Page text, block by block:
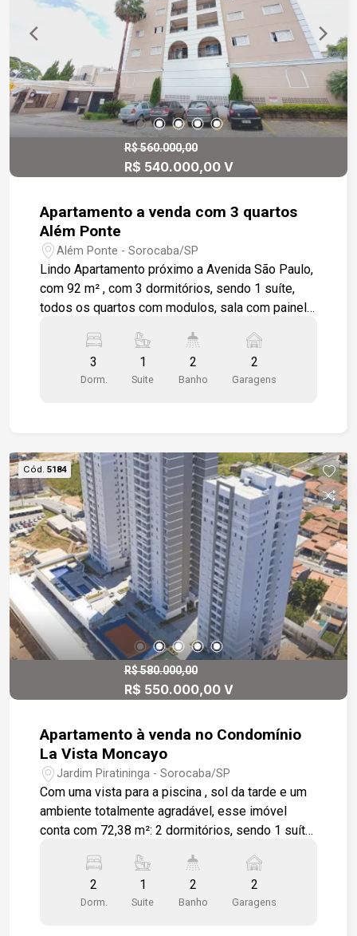
próximo ao terminal e à rodoviária, com fácil
acesso à Avenida São Paulo, Marginal Dom
Aguirre e Avenida Afonso Vergueiro, colocando
você perto de tudo o que a cidade tem de melhor.
R$ 560.000,00
R$ 540.000,00 V
Apartamento a venda com 3 quartos
Além Ponte
Além Ponte - Sorocaba/SP
Lindo Apartamento próximo a Avenida São Paulo,
com 92 m² , com 3 dormitórios, sendo 1 suíte,
todos os quartos com modulos, sala com painel
coifa em alumínio, 1 banheiro social com
gabinete em granito preto, lavanderia e dispensa.
O apartamento possui varanda com pia em
Condomínio com salão de festas, playground, e
quadra.
3
Dorm.
1
Suite
2
Banho
2
Garagens
Cód. 5184
R$ 580.000,00
R$ 550.000,00 V
Apartamento à venda no Condomínio
La Vista Moncayo
Jardim Piratininga - Sorocaba/SP
Com uma vista para a piscina , sol da tarde e um
ambiente totalmente agradável, esse imóvel
conta com 72,38 m²: 2 dormitórios, sendo 1 suíte;
com churrasqueira a gás; Cozinha americana; Área
de serviço; Infraestrutura para ar condicionado na
sala e suíte; Tomada USB na sala e dormitórios;
2
Dorm.
1
Suite
2
Banho
2
Garagens